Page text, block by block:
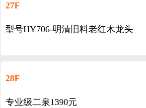
27F
型号HY706-明清旧料老红木龙头
28F
专业级二泉1390元